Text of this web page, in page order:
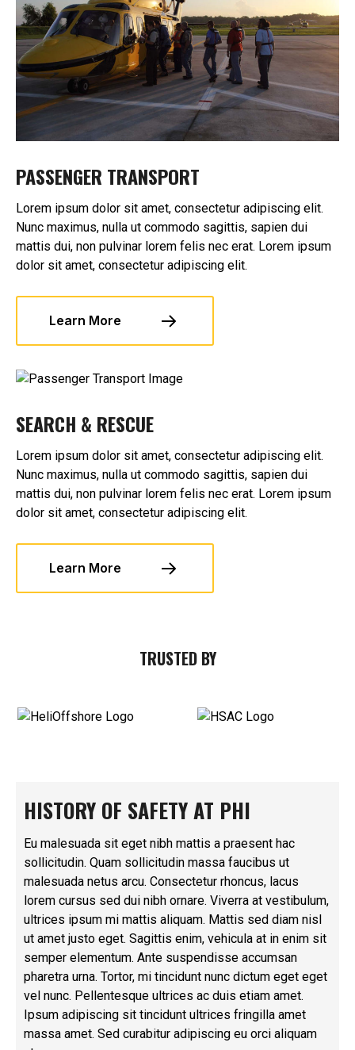
PASSENGER TRANSPORT
Lorem ipsum dolor sit amet, consectetur adipiscing elit.
Nunc maximus, nulla ut commodo sagittis, sapien dui
mattis dui, non pulvinar lorem felis nec erat. Lorem ipsum
dolor sit amet, consectetur adipiscing elit.
Learn More
SEARCH & RESCUE
Lorem ipsum dolor sit amet, consectetur adipiscing elit.
Nunc maximus, nulla ut commodo sagittis, sapien dui
mattis dui, non pulvinar lorem felis nec erat. Lorem ipsum
dolor sit amet, consectetur adipiscing elit.
Learn More
TRUSTED BY
HISTORY OF SAFETY AT PHI
Eu malesuada sit eget nibh mattis a praesent hac
sollicitudin. Quam sollicitudin massa faucibus ut
malesuada netus arcu. Consectetur rhoncus, lacus
lorem cursus sed dui nibh ornare. Viverra at vestibulum,
ultrices ipsum mi mattis aliquam. Mattis sed diam nisl
ut amet justo eget. Sagittis enim, vehicula at in enim sit
semper elementum. Ante suspendisse accumsan
pharetra urna. Tortor, mi tincidunt nunc dictum eget eget
vel nunc. Pellentesque ultrices ac duis etiam amet.
Ipsum adipiscing sit tincidunt ultrices fringilla amet
massa amet. Sed curabitur adipiscing eu orci aliquam